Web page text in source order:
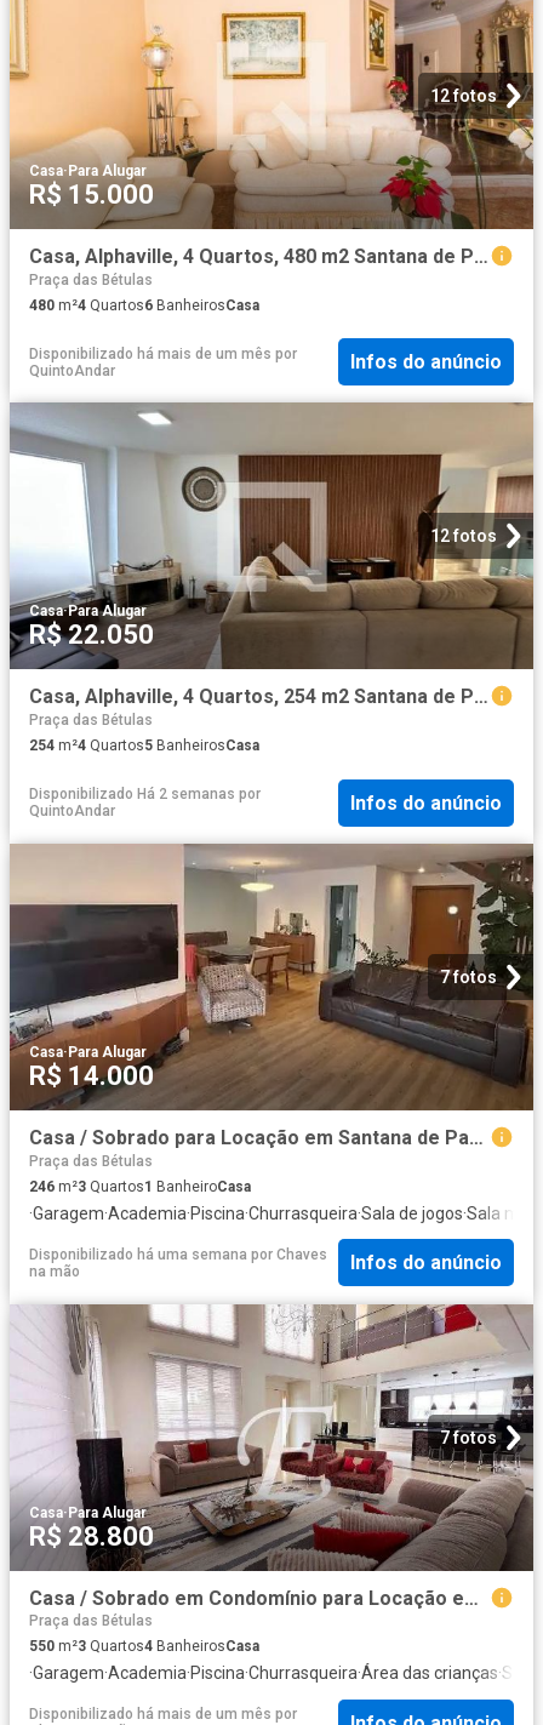
12 fotos
Casa·Para Alugar
R$ 15.000
Casa, Alphaville, 4 Quartos, 480 m2 Santana de Parnaíba
Praça das Bétulas
480 m²4 Quartos6 BanheirosCasa
Disponibilizado há mais de um mês por
QuintoAndar
Infos do anúncio
12 fotos
Casa·Para Alugar
R$ 22.050
Casa, Alphaville, 4 Quartos, 254 m2 Santana de Parnaíba
Praça das Bétulas
254 m²4 Quartos5 BanheirosCasa
Disponibilizado Há 2 semanas por
QuintoAndar
Infos do anúncio
7 fotos
Casa· Para Alugar
R$ 14.000
Casa / Sobrado para Locação em Santana de Parnaíba/SP Alphaville 3 Quartos
Praça das Bétulas
246 m²3 Quartos1 BanheiroCasa
·Garagem·Academia·Piscina·Churrasqueira·Sala de jogos·Sala
Disponibilizado há uma semana por Chaves
na mão
Infos do anúncio
7 fotos
Casa·Para Alugar
R$ 28.800
Casa / Sobrado em Condomínio para Locação em Barueri/SP Alphaville 3 Quartos
Praça das Bétulas
550 m²3 Quartos4 BanheirosCasa
·Garagem·Academia·Piscina·Churrasqueira·Área das crianças·Sala
Disponibilizado há mais de um mês por